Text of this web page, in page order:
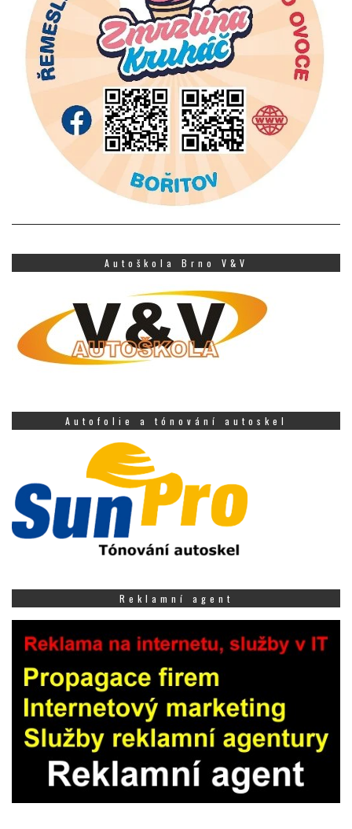
Autoškola Brno V&V
Autofolie a tónování autoskel
Reklamní agent